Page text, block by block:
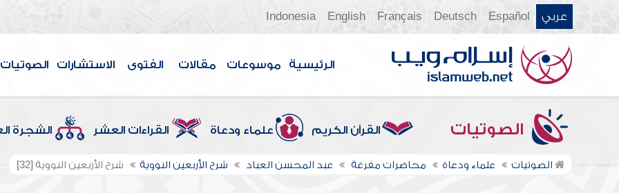
عربي Español
Deutsch
Français
English
Indonesia
الرئيسية موسوعات مقالات الفتوى الاستشارات الصوتيات
الصوتيات القرآن الكريم علماء ودعاة القراءات العشر الشجرة
الصوتيات علماء ودعاة محاضرات مفرغة عبد المحسن العباد شرح الأربعين النووية شرح الأربعين النووية [32]